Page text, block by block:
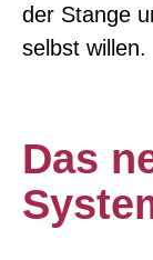
der Stange
selbst willen.
Das